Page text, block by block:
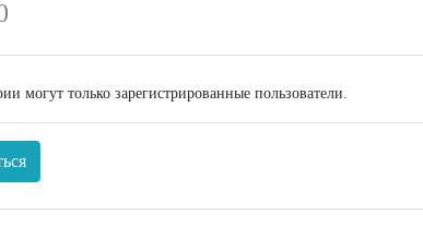
могут только зарегистрированные пользователи.